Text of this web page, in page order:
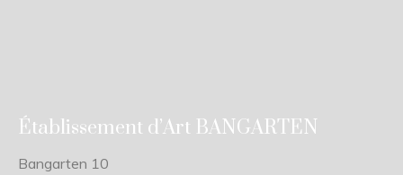
Établissement d’Art BANGARTEN
Bangarten 10